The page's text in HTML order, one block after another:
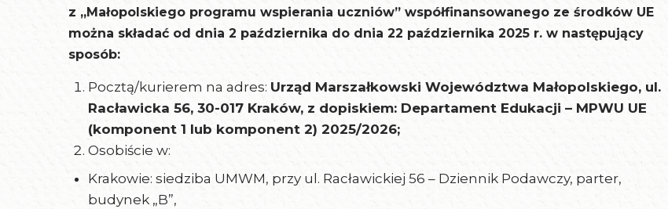
z „Małopolskiego programu wspierania uczniów” współfinansowanego ze środków UE
można składać od dnia 2 października do dnia 22 października 2025 r. w następujący
sposób:
Pocztą/kurierem na adres: Urząd Marszałkowski Województwa Małopolskiego, ul.
Racławicka 56, 30-017 Kraków, z dopiskiem: Departament Edukacji – MPWU UE
(komponent 1 lub komponent 2) 2025/2026;
Osobiście w:
Krakowie: siedziba UMWM, przy ul. Racławickiej 56 – Dziennik Podawczy, parter,
budynek „B”,